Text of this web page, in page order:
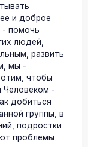
и доброе
- помочь
людей,
развить
мы -
чтобы
Человеком -
добиться
группы, в
подростки
проблемы